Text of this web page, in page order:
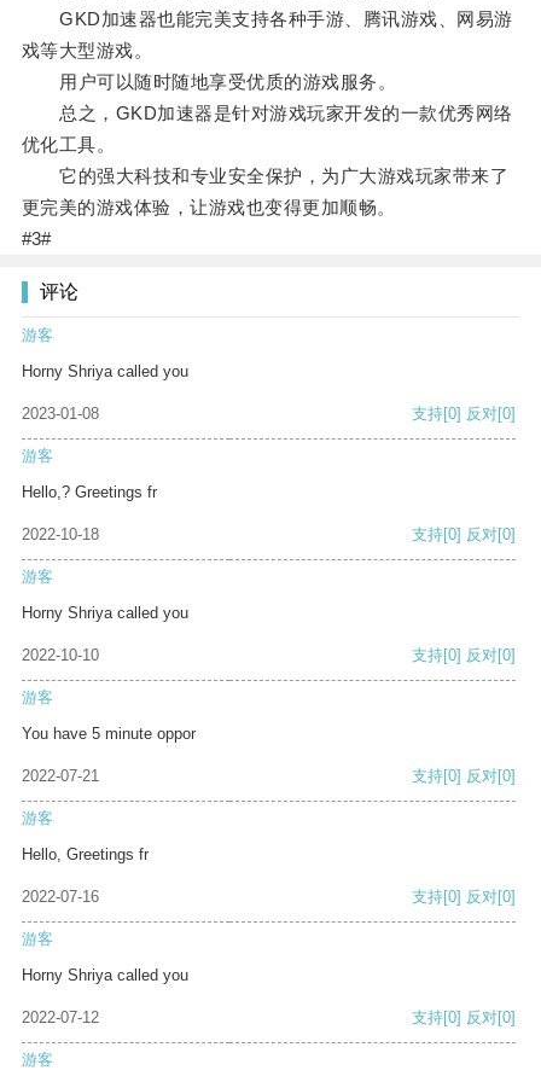
GKD加速器也能完美支持各种手游、腾讯游戏、网易游
戏等大型游戏。
用户可以随时随地享受优质的游戏服务。
总之，GKD加速器是针对游戏玩家开发的一款优秀网络
优化工具。
它的强大科技和专业安全保护，为广大游戏玩家带来了
更完美的游戏体验，让游戏也变得更加顺畅。
#3#
评论
游客
Horny Shriya called you
2023-01-08 支持[0] 反对[0]
游客
Hello,? Greetings fr
2022-10-18 支持[0] 反对[0]
游客
Horny Shriya called you
2022-10-10 支持[0] 反对[0]
游客
You have 5 minute oppor
2022-07-21 支持[0] 反对[0]
游客
Hello, Greetings fr
2022-07-16 支持[0] 反对[0]
游客
Horny Shriya called you
2022-07-12 支持[0] 反对[0]
游客